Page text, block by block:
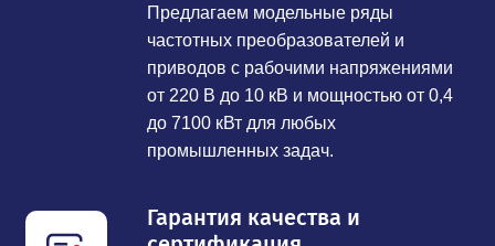
Предлагаем модельные ряды
частотных преобразователей и
приводов с рабочими напряжениями
от 220 В до 10 кВ и мощностью от 0,4
до 7100 кВт для любых
промышленных задач.
Гарантия качества и